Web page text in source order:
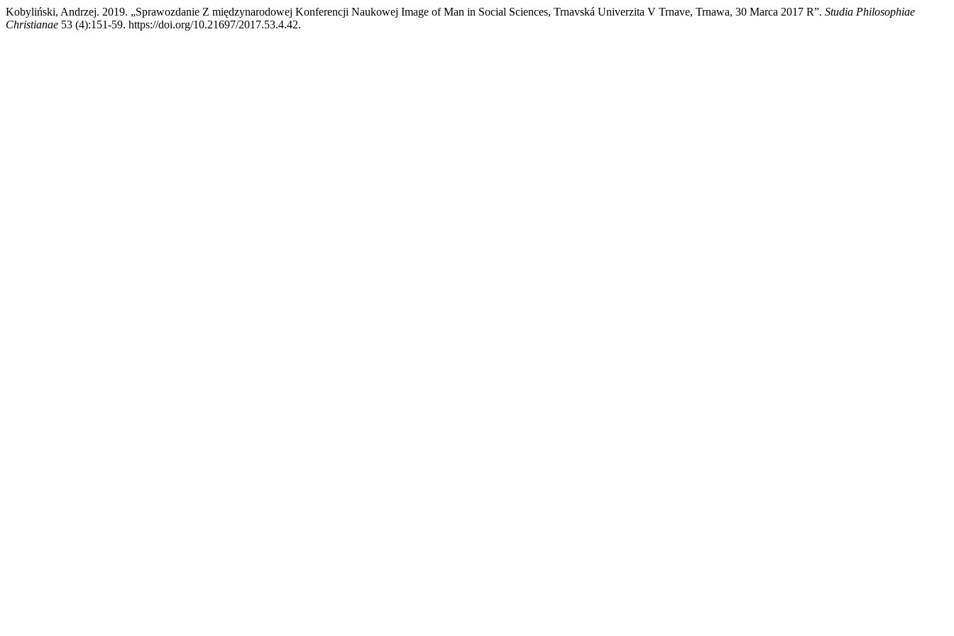
Kobyliński, Andrzej. 2019. „Sprawozdanie Z międzynarodowej Konferencji Naukowej Image of Man in Social Sciences, Trnavská Univerzita V Trnave, Trnawa, 30 Marca 2017 R”. Studia Philosophiae
Christianae 53 (4):151-59. https://doi.org/10.21697/2017.53.4.42.